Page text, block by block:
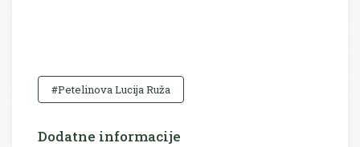
#Petelinova Lucija Ruža
Dodatne informacije